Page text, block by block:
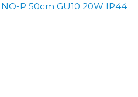
P 50cm GU10 20W IP44